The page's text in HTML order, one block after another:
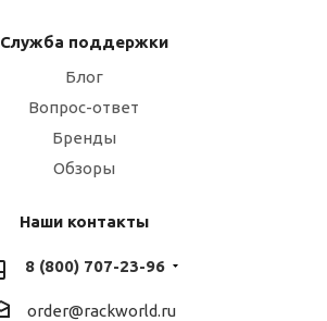
Служба поддержки
Блог
Вопрос-ответ
Бренды
Обзоры
Наши контакты
8 (800) 707-23-96
order@rackworld.ru